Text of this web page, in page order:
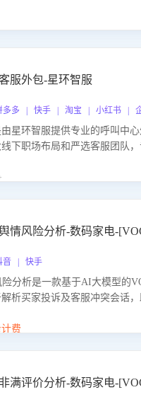
服外包-星环智服
多 | 快手 | 淘宝 | 小红书 | 企
星环智服提供专业的呼叫中心
下职场布局和严选客服团队
具提升语音客服服务效率和质
情风险分析-数码家电-
| 快手
分析是一款基于AI大模型的
析买家投诉及客服冲突会话
争议根源，并客观评估客服应
散，维护品牌声誉，实现客户
费
满评价分析-数码家电-